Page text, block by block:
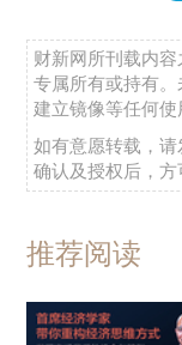
财新网所刊载内
专属所有或持有
建立镜像等任何使
如有意愿转载，请
确认及授权后，方
推荐阅读